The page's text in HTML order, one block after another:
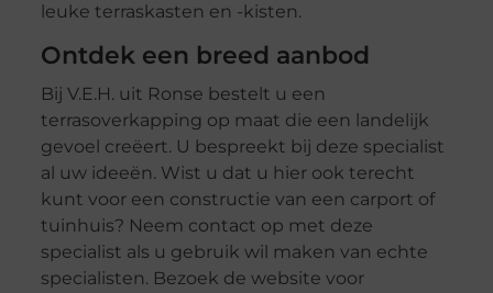
leuke terraskasten en -kisten.
Ontdek een breed aanbod
Bij V.E.H. uit Ronse bestelt u een
terrasoverkapping op maat die een landelijk
gevoel creëert. U bespreekt bij deze specialist
al uw ideeën. Wist u dat u hier ook terecht
kunt voor een constructie van een carport of
tuinhuis? Neem contact op met deze
specialist als u gebruik wil maken van echte
specialisten. Bezoek de website voor